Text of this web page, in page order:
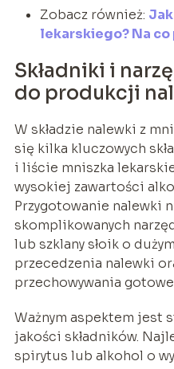
Zobacz również:
lekarskiego? Na co
Składniki i
do produkcji
W składzie nalewki z
się kilka kluczowych
i liście mniszka
wysokiej zawartości
Przygotowanie nalewki
skomplikowanych
lub szklany słoik o
przecedzenia nalewki
przechowywania
Ważnym aspektem jest
jakości składników.
spirytus lub alkohol o